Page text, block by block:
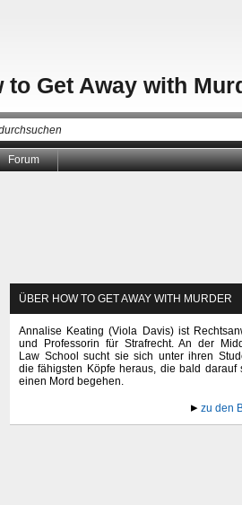
to Get Away with
Forum
ÜBER HOW TO GET AWAY WITH MURDER
Annalise Keating (Viola Davis) ist
und Professorin für Strafrecht. An der
Law School sucht sie sich unter ihren
die fähigsten Köpfe heraus, die bald darauf
einen Mord begehen.
zu den